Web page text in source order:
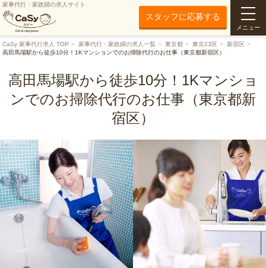
家事代行・家政婦の求人サイト
スタッフに応募する
メニュー
CaSy 家事代行求人 TOP 家事代行・家政婦の求人一覧 東京都 東京23区
新宿区
高田馬場駅から徒歩10分！1Kマンションでのお掃除代行のお仕事（東京都新宿区）
高田馬場駅から徒歩10分！1Kマンショ
ンでのお掃除代行のお仕事（東京都新
宿区）